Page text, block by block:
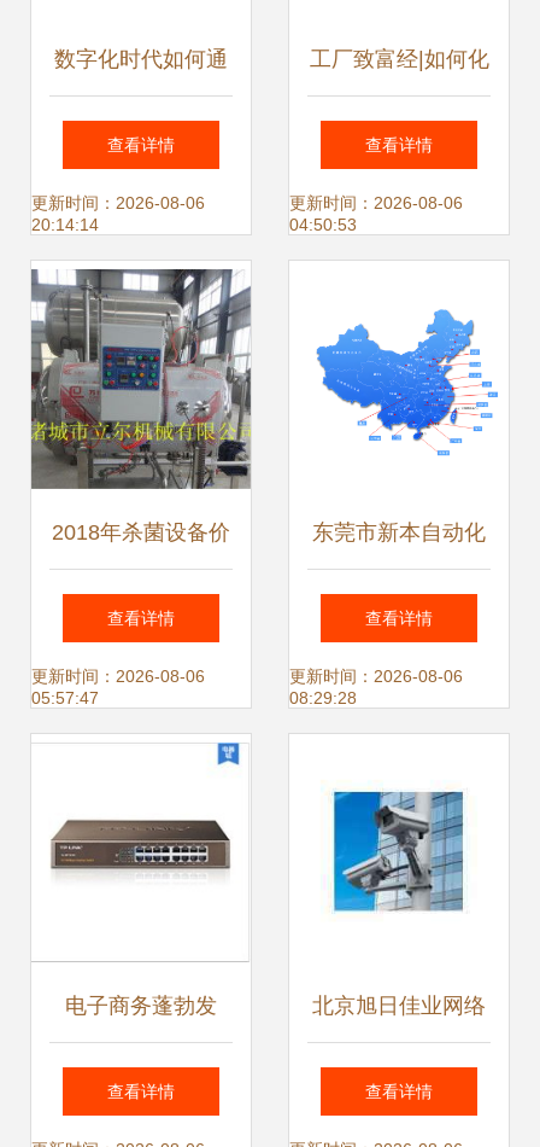
数字化时代如何通
过精准策略提升网
络设备销售业绩
查看详情
更新时间：2026-08-06
20:14:14
工厂致富经|如何化
解门店销售困局?
看这家老牌工厂逆
查看详情
更新时间：2026-08-06
04:50:53
2018年杀菌设备价
格全解析 批发市场
报价与互联网销售
新趋势（第49期）
查看详情
更新时间：2026-08-06
05:57:47
东莞市新本自动化
设备 营销网络建设
赋能网络设备销售
查看详情
更新时间：2026-08-06
08:29:28
电子商务蓬勃发
展，如何正确选购
查看详情
北京旭日佳业网络
技术 专业网络系统
查看详情